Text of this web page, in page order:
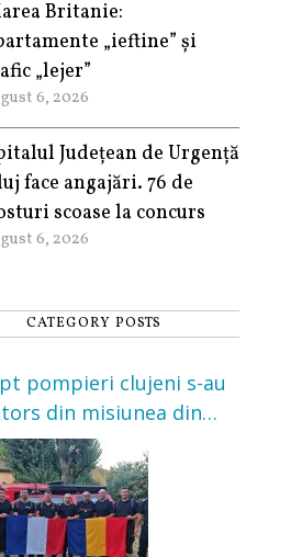
Britanie:
„ieftine” și
„lejer”
6, 2026
Județean de Urgență
face angajări. 76 de
scoase la concurs
6, 2026
CATEGORY POSTS
pompieri clujeni s-au
din misiunea din
Au intervenit la
de vegetație și